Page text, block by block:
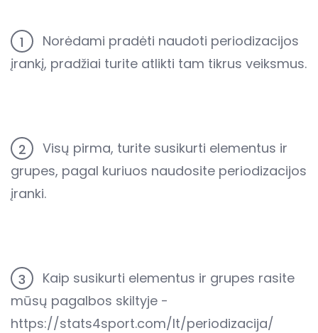
1
Norėdami pradėti naudoti periodizacijos
įrankį, pradžiai turite atlikti tam tikrus veiksmus.
2
Visų pirma, turite susikurti elementus ir
grupes, pagal kuriuos naudosite periodizacijos
įranki.
3
Kaip susikurti elementus ir grupes rasite
mūsų pagalbos skiltyje -
https://stats4sport.com/lt/periodizacija/